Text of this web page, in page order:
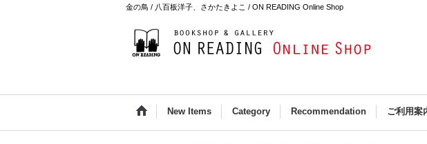
金の鳥 / 八百板洋子、さかたきよこ / ON READING Online Shop
New Items Category Recommendation ご利用案